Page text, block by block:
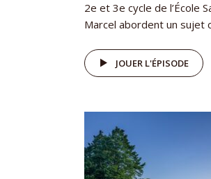
2e et 3e cycle de l’École
Marcel abordent un sujet
JOUER L'ÉPISODE